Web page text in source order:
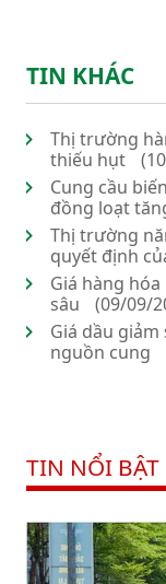
TIN KHÁC
Thị trường
thiếu hụt
Cung cầu
đồng loạt
Thị trường
quyết định
Giá hàng
sâu
(09/09/
Giá dầu
nguồn cung
TIN NỔI BẬT